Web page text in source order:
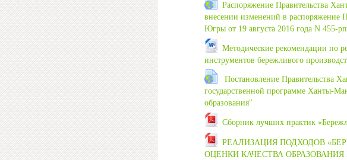
Распоряжение Правительства
внесении изменений в распоряжение
Югры от 19 августа 2016 года N
Методические рекомендации по
инструментов бережливого
Постановление Правительства
государственной программе Ханты-
образования"
Сборник лучших практик
РЕАЛИЗАЦИЯ ПОДХОДОВ
ОЦЕНКИ КАЧЕСТВА